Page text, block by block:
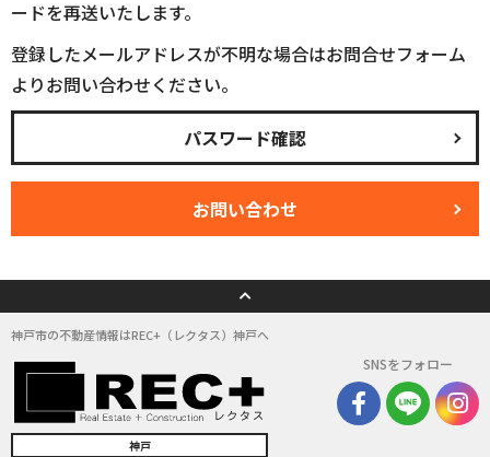
ードを再送いたします。
登録したメールアドレスが不明な場合はお問合せフォーム
よりお問い合わせください。
パスワード確認
お問い合わせ
神戸市の不動産情報はREC+（レクタス）神戸へ
神戸
SNSをフォロー